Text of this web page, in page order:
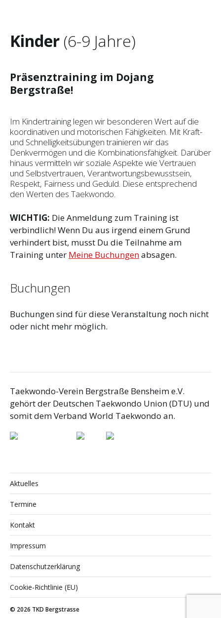
Kinder (6-9 Jahre)
Präsenztraining im Dojang
Bergstraße!
Im Kindertraining legen wir besonderen Wert auf die
koordinativen und motorischen Fähigkeiten. Mit Kraft-
und Schnelligkeitsübungen trainieren wir das
Denkvermögen und die Kombinationsfähigkeit. Darüber
hinaus vermitteln wir soziale Aspekte wie Vertrauen
und Selbst­vertrauen, Verantwortungsbewusstsein,
Respekt, Fairness und Geduld. Diese entsprechend
den Werten des Taekwondo.
WICHTIG: Die Anmeldung zum Training ist
verbindlich! Wenn Du aus irgend einem Grund
verhindert bist, musst Du die Teilnahme am
Training unter Meine Buchungenabsagen.
Buchungen
Buchungen sind für diese Veranstaltung noch nicht
oder nicht mehr möglich.
Taekwondo-Verein Bergstraße Bensheim e.V.
gehört der Deutschen Taekwondo Union (DTU) und
somit dem Verband World Taekwondo an.
Aktuelles
Termine
Kontakt
Impressum
Datenschutzerklärung
Cookie-Richtlinie (EU)
© 2026 TKD Bergstrasse